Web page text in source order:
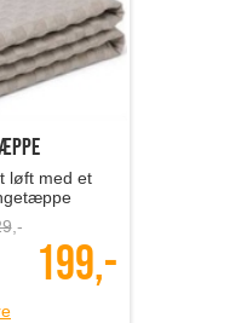
løft med et
,-
199,-